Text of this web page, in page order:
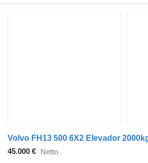
Volvo FH13 500 6X2 Elevador
45.000 € Netto